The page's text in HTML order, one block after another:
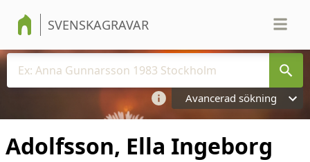
SVENSKAGRAVAR
Avancerad sökning
Adolfsson, Ella Ingeborg